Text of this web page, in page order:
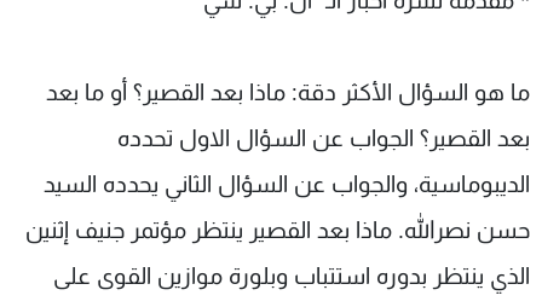
ما هو السؤال الأكثر دقة: ماذا بعد القصير؟ أو ما بعد
بعد القصير؟ الجواب عن السؤال الاول تحدده
الديبوماسية، والجواب عن السؤال الثاني يحدده السيد
حسن نصرالله. ماذا بعد القصير ينتظر مؤتمر جنيف إثنين
الذي ينتظر بدوره استتباب وبلورة موازين القوى على